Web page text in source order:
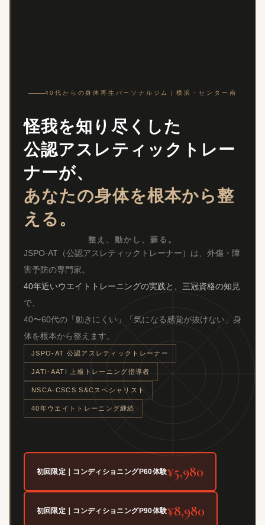
40代からの身体再生パーソナルジム｜横浜・センター南
怪我を知り尽くした
公認アスレティックトレー
ナーが、
あなたの身体を根本から整
える。
整え、動かし、蘇る。
JSPO-AT（公認アスレティックトレーナー）は、外傷・障
害予防の専門家。
40年近いウエイトトレーニングの実践と、三冠資格の知見
で、
40〜60代の「動きにくい」「気になる感覚が抜けない」身
体を根本から整えます。
JSPO-AT 公認アスレティックトレーナー
JATI-AATI 上級トレーニング指導者
NSCA-CSCS S&Cスペシャリスト
40年ウエイトトレーニング継続
初回限定｜コンディショニングP60体験¥5,980
初回限定｜コンディショニングP90体験¥8,980